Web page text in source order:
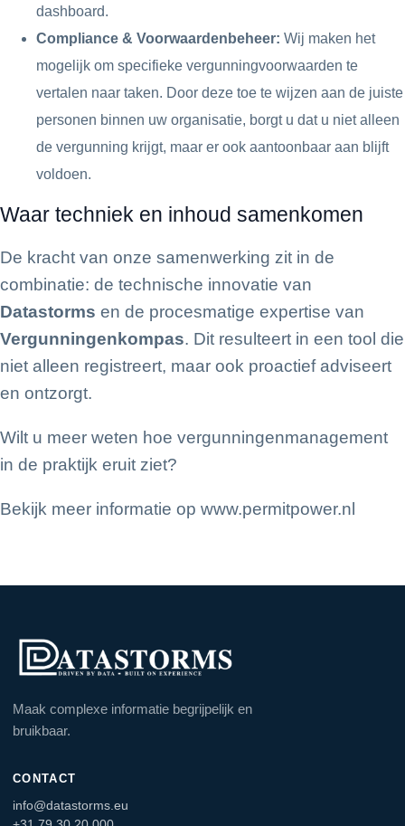
dashboard.
Compliance & Voorwaardenbeheer: Wij maken het
mogelijk om specifieke vergunningvoorwaarden te
vertalen naar taken. Door deze toe te wijzen aan de juiste
personen binnen uw organisatie, borgt u dat u niet alleen
de vergunning krijgt, maar er ook aantoonbaar aan blijft
voldoen.
Waar techniek en inhoud samenkomen
De kracht van onze samenwerking zit in de
combinatie: de technische innovatie van
Datastorms en de procesmatige expertise van
Vergunningenkompas. Dit resulteert in een tool die
niet alleen registreert, maar ook proactief adviseert
en ontzorgt.
Wilt u meer weten hoe vergunningenmanagement
in de praktijk eruit ziet?
Bekijk meer informatie op www.permitpower.nl
Maak complexe informatie begrijpelijk en
bruikbaar.
CONTACT
info@datastorms.eu